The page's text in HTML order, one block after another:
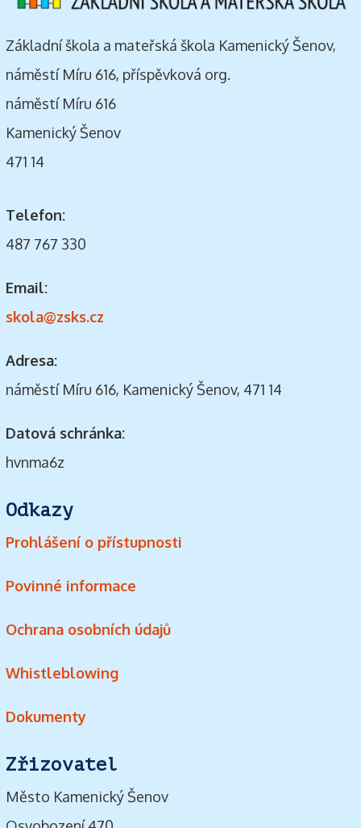
Základní škola a mateřská škola Kamenický Šenov,
náměstí Míru 616, příspěvková org.
náměstí Míru 616
Kamenický Šenov
471 14
Telefon:
487 767 330
Email:
skola@zsks.cz
Adresa:
náměstí Míru 616, Kamenický Šenov, 471 14
Datová schránka:
hvnma6z
Odkazy
Prohlášení o přístupnosti
Povinné informace
Ochrana osobních údajů
Whistleblowing
Dokumenty
Zřizovatel
Město Kamenický Šenov